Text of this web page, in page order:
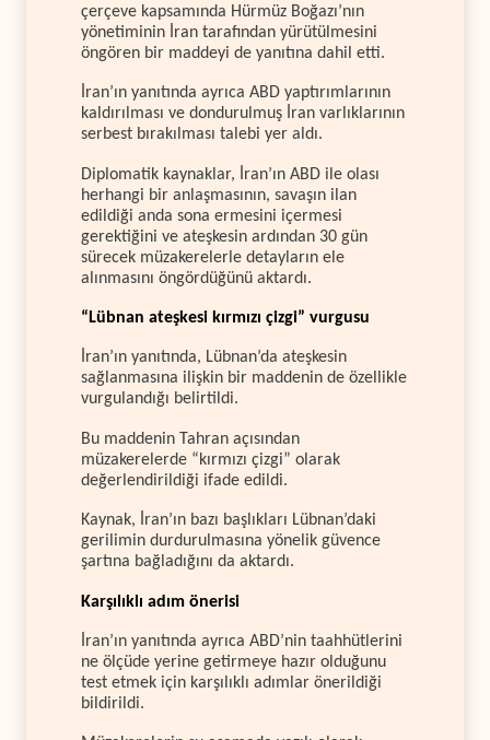
çerçeve kapsamında Hürmüz Boğazı’nın
yönetiminin İran tarafından yürütülmesini
öngören bir maddeyi de yanıtına dahil etti.
İran’ın yanıtında ayrıca ABD yaptırımlarının
kaldırılması ve dondurulmuş İran varlıklarının
serbest bırakılması talebi yer aldı.
Diplomatik kaynaklar, İran’ın ABD ile olası
herhangi bir anlaşmasının, savaşın ilan
edildiği anda sona ermesini içermesi
gerektiğini ve ateşkesin ardından 30 gün
sürecek müzakerelerle detayların ele
alınmasını öngördüğünü aktardı.
“Lübnan ateşkesi kırmızı çizgi” vurgusu
İran’ın yanıtında, Lübnan’da ateşkesin
sağlanmasına ilişkin bir maddenin de özellikle
vurgulandığı belirtildi.
Bu maddenin Tahran açısından
müzakerelerde “kırmızı çizgi” olarak
değerlendirildiği ifade edildi.
Kaynak, İran’ın bazı başlıkları Lübnan’daki
gerilimin durdurulmasına yönelik güvence
şartına bağladığını da aktardı.
Karşılıklı adım önerisi
İran’ın yanıtında ayrıca ABD’nin taahhütlerini
ne ölçüde yerine getirmeye hazır olduğunu
test etmek için karşılıklı adımlar önerildiği
bildirildi.